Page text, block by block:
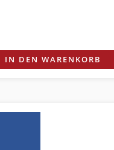
IN DEN WARENKORB